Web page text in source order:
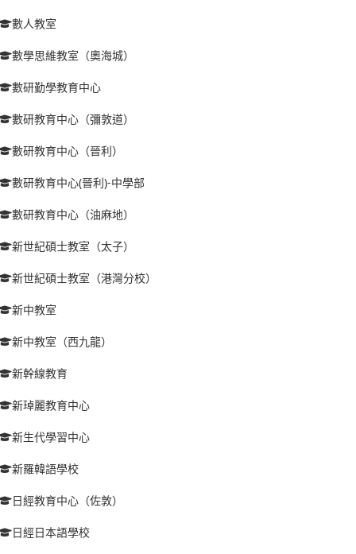
數人教室
數學思維教室（奧海城）
數研勤學教育中心
數研教育中心（彌敦道）
數研教育中心（晉利）
數研教育中心(晉利)-中學部
數研教育中心（油麻地）
新世紀碩士教室（太子）
新世紀碩士教室（港灣分校）
新中教室
新中教室（西九龍）
新幹線教育
新琸麗教育中心
新生代學習中心
新羅韓語學校
日經教育中心（佐敦）
日經日本語學校